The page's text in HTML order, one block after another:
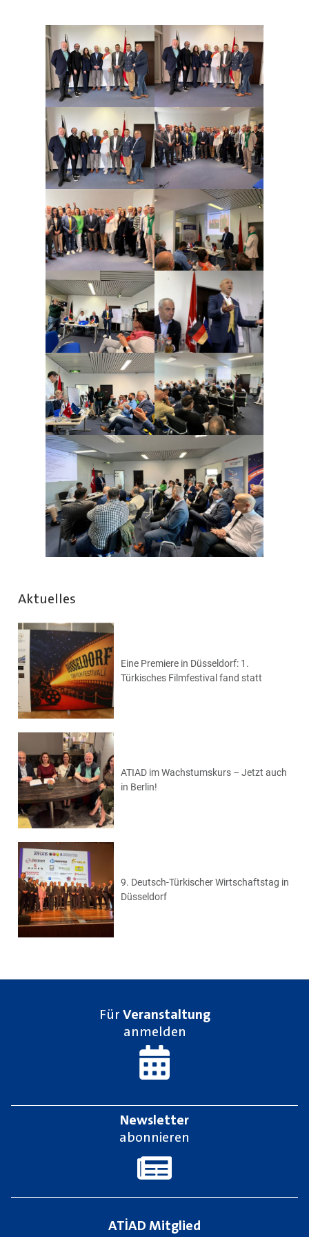
Aktuelles
Eine Premiere in Düsseldorf: 1.
Türkisches Filmfestival fand statt
ATIAD im Wachstumskurs – Jetzt auch
in Berlin!
9. Deutsch-Türkischer Wirtschaftstag in
Düsseldorf
Für Veranstaltung
anmelden
Newsletter
abonnieren
ATİAD Mitglied